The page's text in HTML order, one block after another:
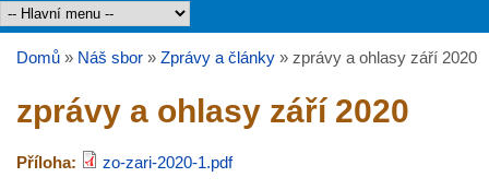
Hlavní menu
Domů » Náš sbor » Zprávy a články » zprávy a ohlasy září 2020
zprávy a ohlasy září 2020
Příloha: zo-zari-2020-1.pdf